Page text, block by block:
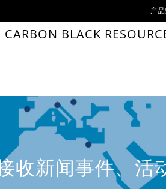
产
CARBON BLACK
收新闻事件、活